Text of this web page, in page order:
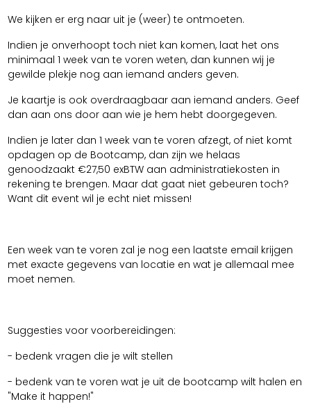
We kijken er erg naar uit je (weer) te ontmoeten.
Indien je onverhoopt toch niet kan komen, laat het ons
minimaal 1 week van te voren weten, dan kunnen wij je
gewilde plekje nog aan iemand anders geven.
Je kaartje is ook overdraagbaar aan iemand anders. Geef
dan aan ons door aan wie je hem hebt doorgegeven.
Indien je later dan 1 week van te voren afzegt, of niet komt
opdagen op de Bootcamp, dan zijn we helaas
genoodzaakt €27,50 exBTW aan administratiekosten in
rekening te brengen. Maar dat gaat niet gebeuren toch?
Want dit event wil je echt niet missen!
Een week van te voren zal je nog een laatste email krijgen
met exacte gegevens van locatie en wat je allemaal mee
moet nemen.
Suggesties voor voorbereidingen:
- bedenk vragen die je wilt stellen
- bedenk van te voren wat je uit de bootcamp wilt halen en
"Make it happen!"